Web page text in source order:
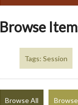
Browse
Tags: Session
Browse All